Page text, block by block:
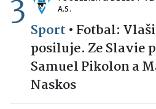
A.S.
Sport • Fotbal:
posiluje. Ze Slavie
Samuel Pikolon a
Naskos